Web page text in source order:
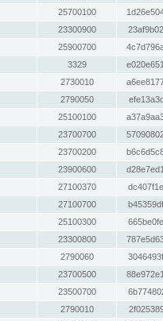
25700100
23300900
25900700
3329
2730010
2790050
25100100
23700700
23700200
23900600
27100370
27100700
25100300
23300800
2790060
23700500
23500700
2790010